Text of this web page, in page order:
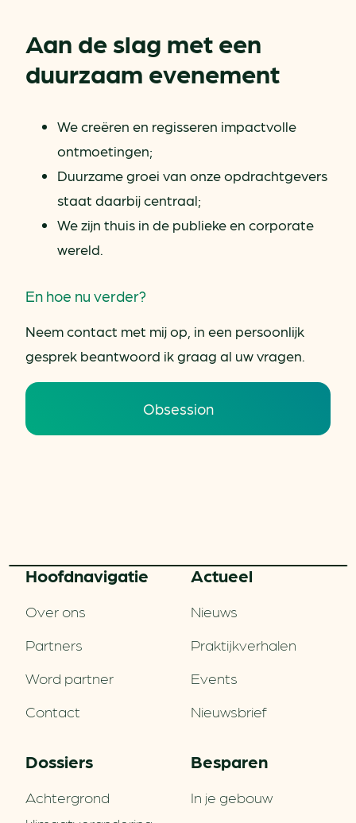
Aan de slag met een
duurzaam evenement
We creëren en regisseren impactvolle
ontmoetingen;
Duurzame groei van onze opdrachtgevers
staat daarbij centraal;
We zijn thuis in de publieke en corporate
wereld.
En hoe nu verder?
Neem contact met mij op, in een persoonlijk
gesprek beantwoord ik graag al uw vragen.
Obsession
Hoofd­navigatie
Over ons
Partners
Word partner
Contact
Actueel
Nieuws
Praktijkverhalen
Events
Nieuwsbrief
Dossiers
Achtergrond
Besparen
In je gebouw